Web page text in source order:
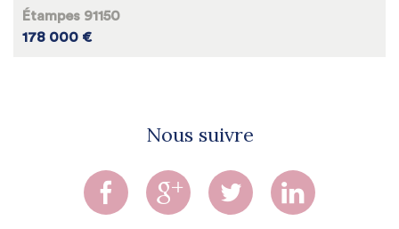
Étampes 91150
178 000 €
Nous suivre